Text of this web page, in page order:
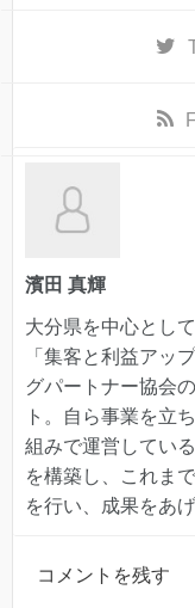
濱田 真輝
大分県を中心とし
「集客と利益アッ
グパートナー協会
ト。自ら事業を立
組みで運営してい
を構築し、これま
を行い、成果をあ
コメントを残す